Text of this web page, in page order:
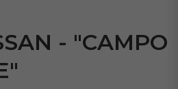
- "CAMPO